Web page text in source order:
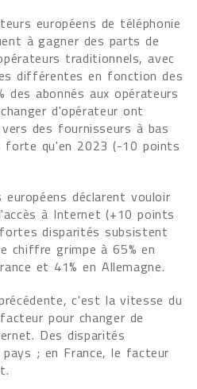
européens de téléphonie
à gagner des parts de
traditionnels, avec
différentes en fonction des
des abonnés aux opérateurs
d'opérateur ont
des fournisseurs à bas
forte qu'en 2023 (-10 points
déclarent vouloir
à Internet (+10 points
disparités subsistent
chiffre grimpe à 65% en
et 41% en Allemagne.
c'est la vitesse du
pour changer de
Des disparités
; en France, le facteur